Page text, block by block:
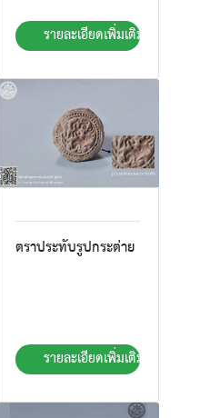
รายละเอียดเพิ่มเติม
ตราประทับรูปกระต่าย
รายละเอียดเพิ่มเติม